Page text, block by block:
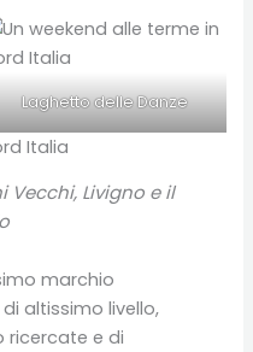
Laghetto delle Danze
Vecchi, Livigno e il
marchio
altissimo livello,
e di